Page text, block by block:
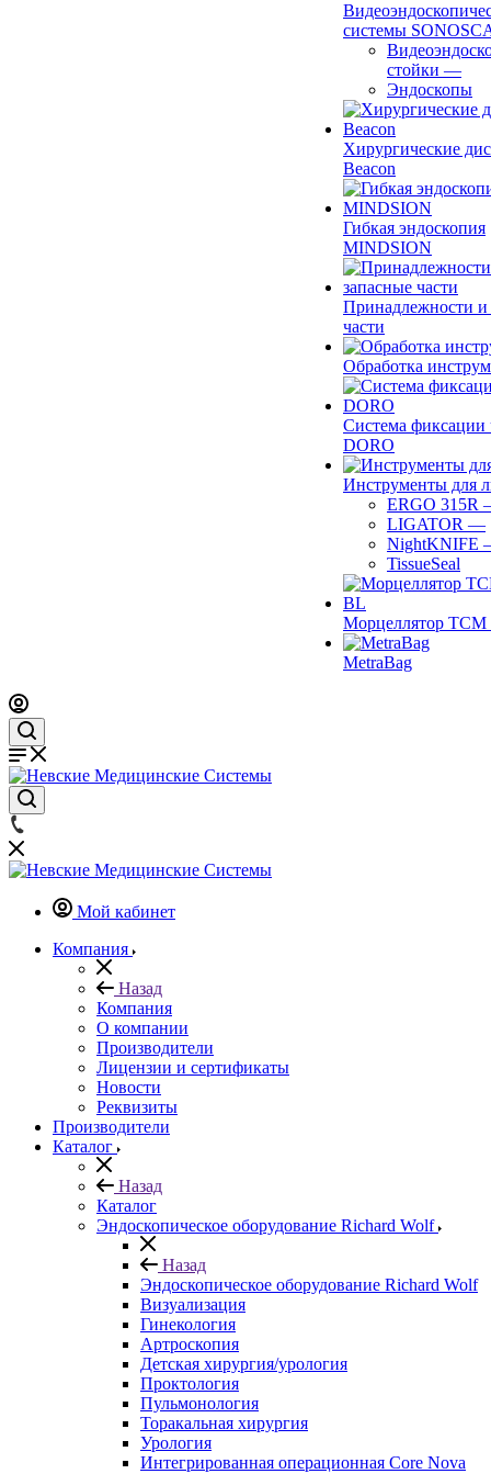
системы
стойки —
Эндоскопы
Хирургические
Beacon
Гибкая эндоскопия
MINDSION
Принадлежности и
части
Обработка
Система фиксации
DORO
Инструменты для
ERGO 315R
LIGATOR —
NightKNIFE
TissueSeal
Морцеллятор ТСМ
MetraBag
Мой кабинет
Компания
Назад
Компания
О компании
Производители
Лицензии и сертификаты
Новости
Реквизиты
Производители
Каталог
Назад
Каталог
Эндоскопическое оборудование Richard Wolf
Назад
Эндоскопическое оборудование Richard Wolf
Визуализация
Гинекология
Артроскопия
Детская хирургия/урология
Проктология
Пульмонология
Торакальная хирургия
Урология
Интегрированная операционная Core Nova